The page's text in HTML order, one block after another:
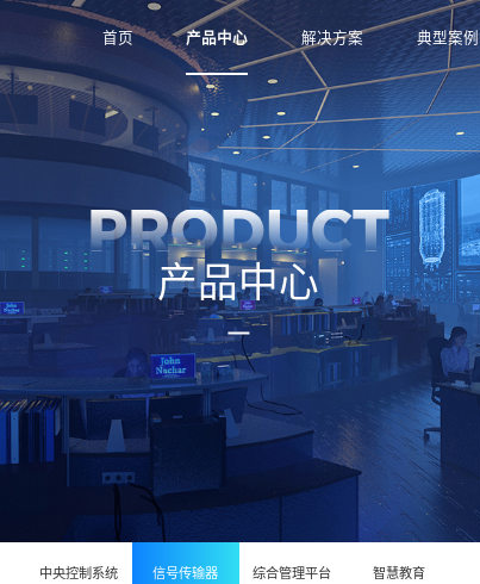
首页 产品中心 解决方案 典型案例
PRODUCT
产品中心
中央控制系统 信号传输器 综合管理平台 智慧教育